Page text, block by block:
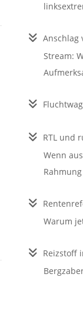
Anschlag
Stream:
RTL und
Wenn
Warum
Reizstoff